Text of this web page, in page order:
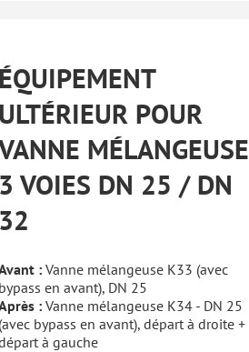
ÉQUIPEMENT
ULTÉRIEUR POUR
MÉLANGEUSE
3 VOIES DN 25 / DN
32
:Vanne mélangeuse K33 (avec
bypass en avant), DN 25
:Vanne mélangeuse K34 - DN 25
(avec bypass en avant), départ à droite +
à gauche